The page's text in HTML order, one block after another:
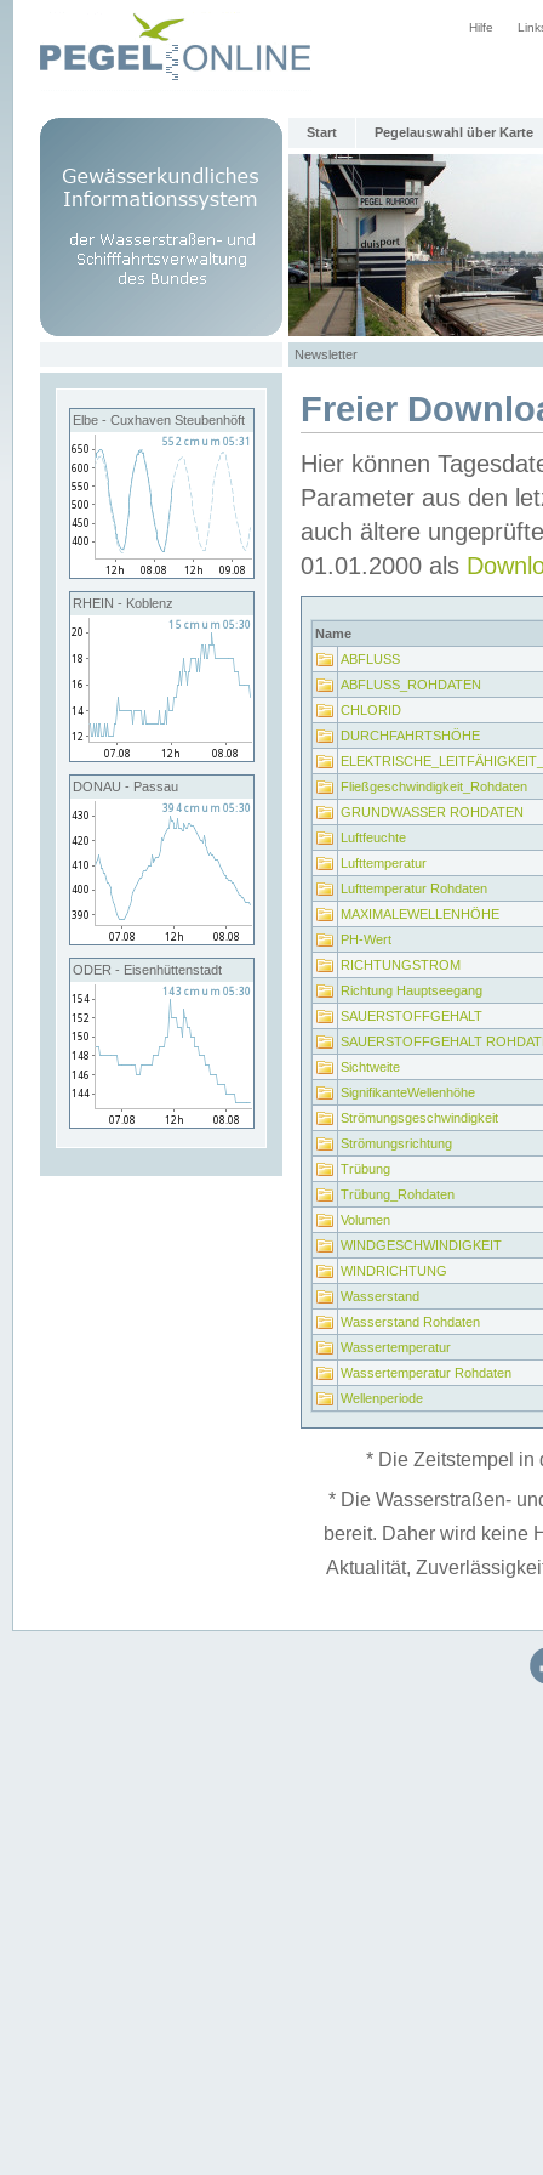
Hilfe
Start Pegelauswahl über Karte
Newsletter
Elbe - Cuxhaven Steubenhöft
RHEIN - Koblenz
DONAU - Passau
ODER - Eisenhüttenstadt
Freier
Hier können
Parameter aus den
auch ältere
01.01.2000 als
Name
ABFLUSS
ABFLUSS_ROHDATEN
CHLORID
DURCHFAHRTSHÖHE
Fließgeschwindigkeit_Rohdaten
GRUNDWASSER ROHDATEN
Luftfeuchte
Lufttemperatur
Lufttemperatur Rohdaten
MAXIMALEWELLENHÖHE
PH-Wert
RICHTUNGSTROM
Richtung Hauptseegang
SAUERSTOFFGEHALT
SAUERSTOFFGEHALT
Sichtweite
SignifikanteWellenhöhe
Strömungsgeschwindigkeit
Strömungsrichtung
Trübung
Trübung_Rohdaten
Volumen
WINDGESCHWINDIGKEIT
WINDRICHTUNG
Wasserstand
Wasserstand Rohdaten
Wassertemperatur
Wassertemperatur Rohdaten
Wellenperiode
* Die Zeitstempel in
* Die Wasserstraßen-
bereit. Daher wird keine
Aktualität,